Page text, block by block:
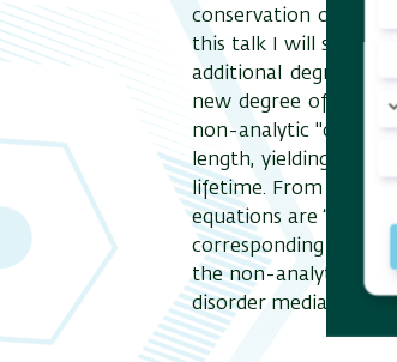
conservation of
this talk I will show
additional degree of
new degree of
non-analytic "core
length, yielding a
lifetime. From a
equations are “weak
corresponding
the non-analytic
disorder media and